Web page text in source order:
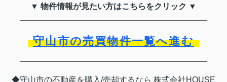
▼ 物件情報が見たい方はこちらをクリック ▼
守山市の売買物件一覧へ進む
◆守山市の不動産を購入/売却するなら 株式会社HOUSE